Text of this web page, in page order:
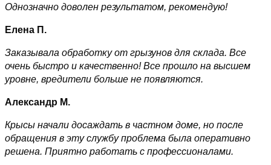
Однозначно доволен результатом, рекомендую!
Елена П.
Заказывала обработку от грызунов для склада. Все
очень быстро и качественно! Все прошло на высшем
уровне, вредители больше не появляются.
Александр М.
Крысы начали досаждать в частном доме, но после
обращения в эту службу проблема была оперативно
решена. Приятно работать с профессионалами.